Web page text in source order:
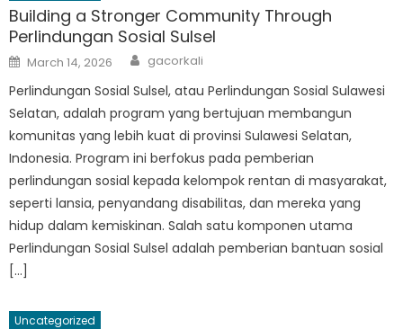
Building a Stronger Community Through
Perlindungan Sosial Sulsel
Posted
on
March 14, 2026 Author
gacorkali
Perlindungan Sosial Sulsel, atau Perlindungan Sosial Sulawesi
Selatan, adalah program yang bertujuan membangun
komunitas yang lebih kuat di provinsi Sulawesi Selatan,
Indonesia. Program ini berfokus pada pemberian
perlindungan sosial kepada kelompok rentan di masyarakat,
seperti lansia, penyandang disabilitas, dan mereka yang
hidup dalam kemiskinan. Salah satu komponen utama
Perlindungan Sosial Sulsel adalah pemberian bantuan sosial
[…]
Uncategorized